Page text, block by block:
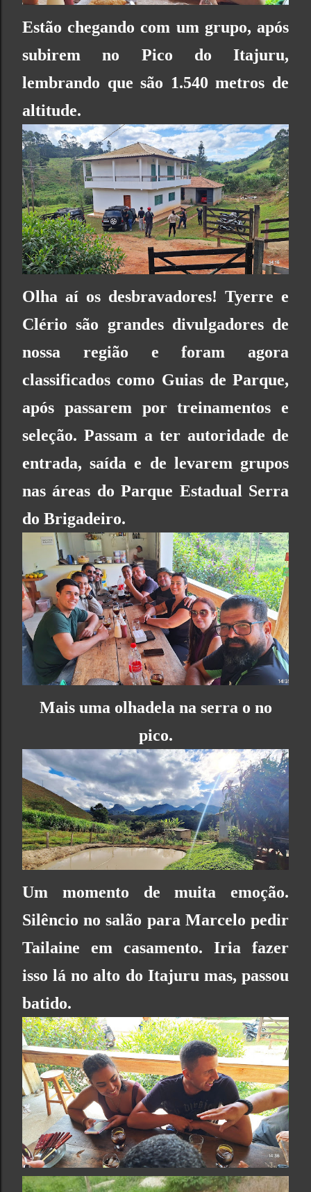
Estão chegando com um grupo, após
subirem no Pico do Itajuru,
lembrando que são 1.540 metros de
altitude.
Olha aí os desbravadores! Tyerre e
Clério são grandes divulgadores de
nossa região e foram agora
classificados como Guias de Parque,
após passarem por treinamentos e
seleção. Passam a ter autoridade de
entrada, saída e de levarem grupos
nas áreas doParque Estadual Serra
do Brigadeiro.
Mais uma olhadela na serra o no
pico.
Um momento de muita emoção.
Silêncio no salão para Marcelo pedir
Tailaine em casamento. Iria fazer
isso lá no alto do Itajuru mas, passou
batido.